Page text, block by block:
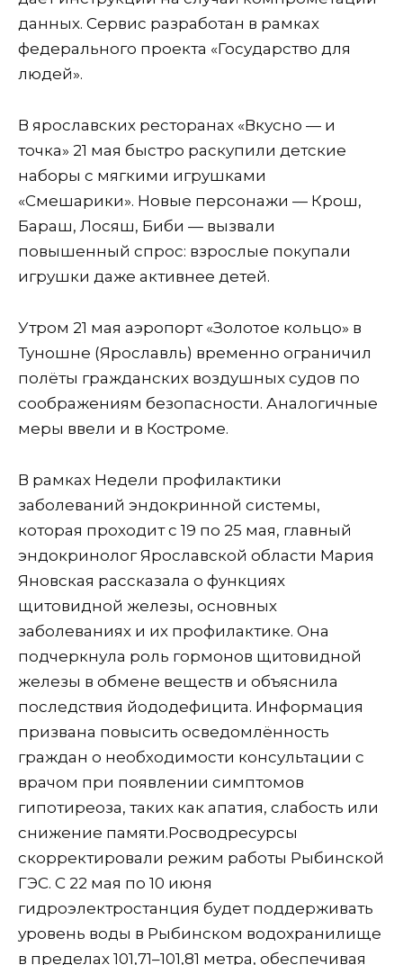
данных. Сервис разработан в рамках
федерального проекта «Государство для
людей».
В ярославских ресторанах «Вкусно — и
точка» 21 мая быстро раскупили детские
наборы с мягкими игрушками
«Смешарики». Новые персонажи — Крош,
Бараш, Лосяш, Биби — вызвали
повышенный спрос: взрослые покупали
игрушки даже активнее детей.
Утром 21 мая аэропорт «Золотое кольцо» в
Туношне (Ярославль) временно ограничил
полёты гражданских воздушных судов по
соображениям безопасности. Аналогичные
меры ввели и в Костроме.
В рамках Недели профилактики
заболеваний эндокринной системы,
которая проходит с 19 по 25 мая, главный
эндокринолог Ярославской области Мария
Яновская рассказала о функциях
щитовидной железы, основных
заболеваниях и их профилактике. Она
подчеркнула роль гормонов щитовидной
железы в обмене веществ и объяснила
последствия йододефицита. Информация
призвана повысить осведомлённость
граждан о необходимости консультации с
врачом при появлении симптомов
гипотиреоза, таких как апатия, слабость или
снижение памяти.Росводресурсы
скорректировали режим работы Рыбинской
ГЭС. С 22 мая по 10 июня
гидроэлектростанция будет поддерживать
уровень воды в Рыбинском водохранилище
в пределах 101,71–101,81 метра, обеспечивая